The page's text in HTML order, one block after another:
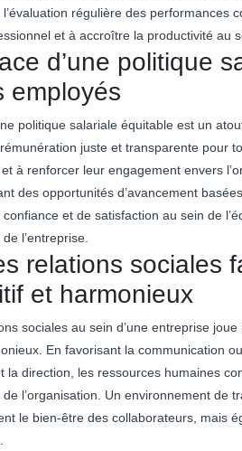
l’évaluation régulière des
et à accroître la productivité au
d’une politique
employés
politique salariale équitable est un
juste et transparente pour
à renforcer leur engagement envers
des opportunités d’avancement
et de satisfaction au sein de
l’entreprise.
relations sociales
et harmonieux
sociales au sein d’une entreprise
En favorisant la communication
la direction, les ressources humaines
l’organisation. Un environnement de
le bien-être des collaborateurs, mais